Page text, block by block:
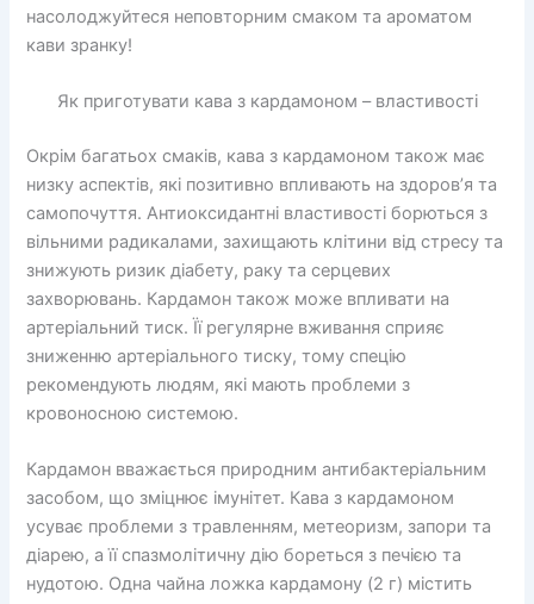
насолоджуйтеся неповторним смаком та ароматом
кави зранку!
Як приготувати кава з кардамоном – властивості
Окрім багатьох смаків, кава з кардамоном також має
низку аспектів, які позитивно впливають на здоров’я та
самопочуття. Антиоксидантні властивості борються з
вільними радикалами, захищають клітини від стресу та
знижують ризик діабету, раку та серцевих
захворювань. Кардамон також може впливати на
артеріальний тиск. Її регулярне вживання сприяє
зниженню артеріального тиску, тому спецію
рекомендують людям, які мають проблеми з
кровоносною системою.
Кардамон вважається природним антибактеріальним
засобом, що зміцнює імунітет. Кава з кардамоном
усуває проблеми з травленням, метеоризм, запори та
діарею, а її спазмолітичну дію бореться з печією та
нудотою. Одна чайна ложка кардамону (2 г) містить